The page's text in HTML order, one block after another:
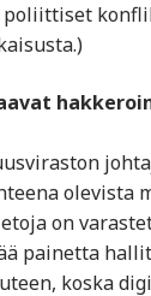
olevista
on
painetta
koska